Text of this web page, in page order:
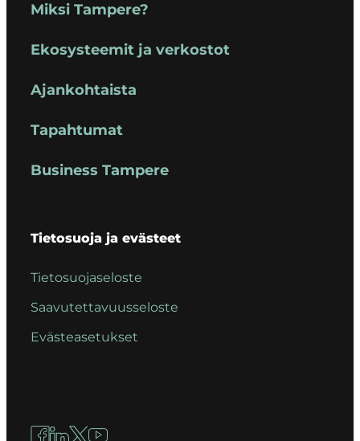
Miksi Tampere?
Ekosysteemit ja verkostot
Ajankohtaista
Tapahtumat
Business Tampere
Tietosuoja ja evästeet
Tietosuojaseloste
Saavutettavuusseloste
Evästeasetukset
Facebook
LinkedIn
X YouTube